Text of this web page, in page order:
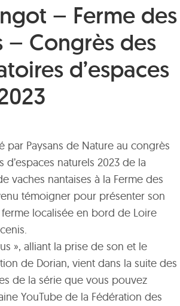
– Ferme des
– Congrès des
d’espaces
par Paysans de Nature au congrès
naturels 2023 de la
vaches nantaises à la Ferme des
témoigner pour présenter son
localisée en bord de Loire
», alliant la prise de son et le
de Dorian, vient dans la suite des
de la série que vous pouvez
YouTube de la Fédération des